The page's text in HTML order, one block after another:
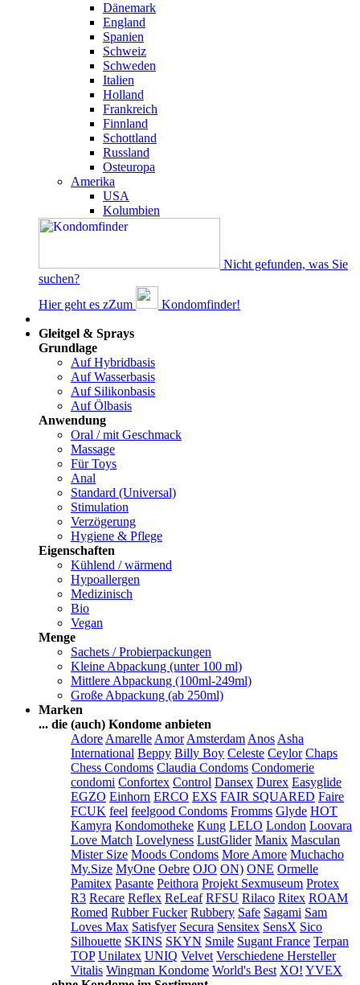
Dänemark
England
Spanien
Schweiz
Schweden
Italien
Holland
Frankreich
Finnland
Schottland
Russland
Osteuropa
Amerika
USA
Kolumbien
Nicht gefunden, was Sie
suchen?
Hier geht es zZum
Kondomfinder!
Gleitgel & Sprays
Grundlage
Auf Hybridbasis
Auf Wasserbasis
Auf Silikonbasis
Auf Ölbasis
Anwendung
Oral / mit Geschmack
Massage
Für Toys
Anal
Standard (Universal)
Stimulation
Verzögerung
Hygiene & Pflege
Eigenschaften
Kühlend / wärmend
Hypoallergen
Medizinisch
Bio
Vegan
Menge
Sachets / Probierpackungen
Kleine Abpackung (unter 100 ml)
Mittlere Abpackung (100ml-249ml)
Große Abpackung (ab 250ml)
Marken
... die (auch) Kondome anbieten
Adore Amarelle Amor Amsterdam Anos Asha
International Beppy Billy Boy Celeste Ceylor Chaps
Chess Condoms Claudia Condoms Condomerie
condomi Confortex Control Dansex Durex Easyglide
EGZO Einhorn ERCO EXS FAIR SQUARED Faire
FCUK feel feelgood Condoms Fromms Glyde HOT
Kamyra Kondomotheke Kung LELO London Loovara
Love Match Lovelyness LustGlider Manix Masculan
Mister Size Moods Condoms More Amore Muchacho
My.Size MyOne Oebre OJO ON) ONE Ormelle
Pamitex Pasante Peithora Projekt Sexmuseum Protex
R3 Recare Reflex ReLeaf RFSU Rilaco Ritex ROAM
Romed Rubber Fucker Rubbery Safe Sagami Sam
Loves Max Satisfyer Secura Sensitex SensX Sico
Silhouette SKINS SKYN Smile Sugant France Terpan
TOP Unilatex UNIQ Velvet Verschiedene Hersteller
Vitalis Wingman Kondome World's Best XO! YVEX